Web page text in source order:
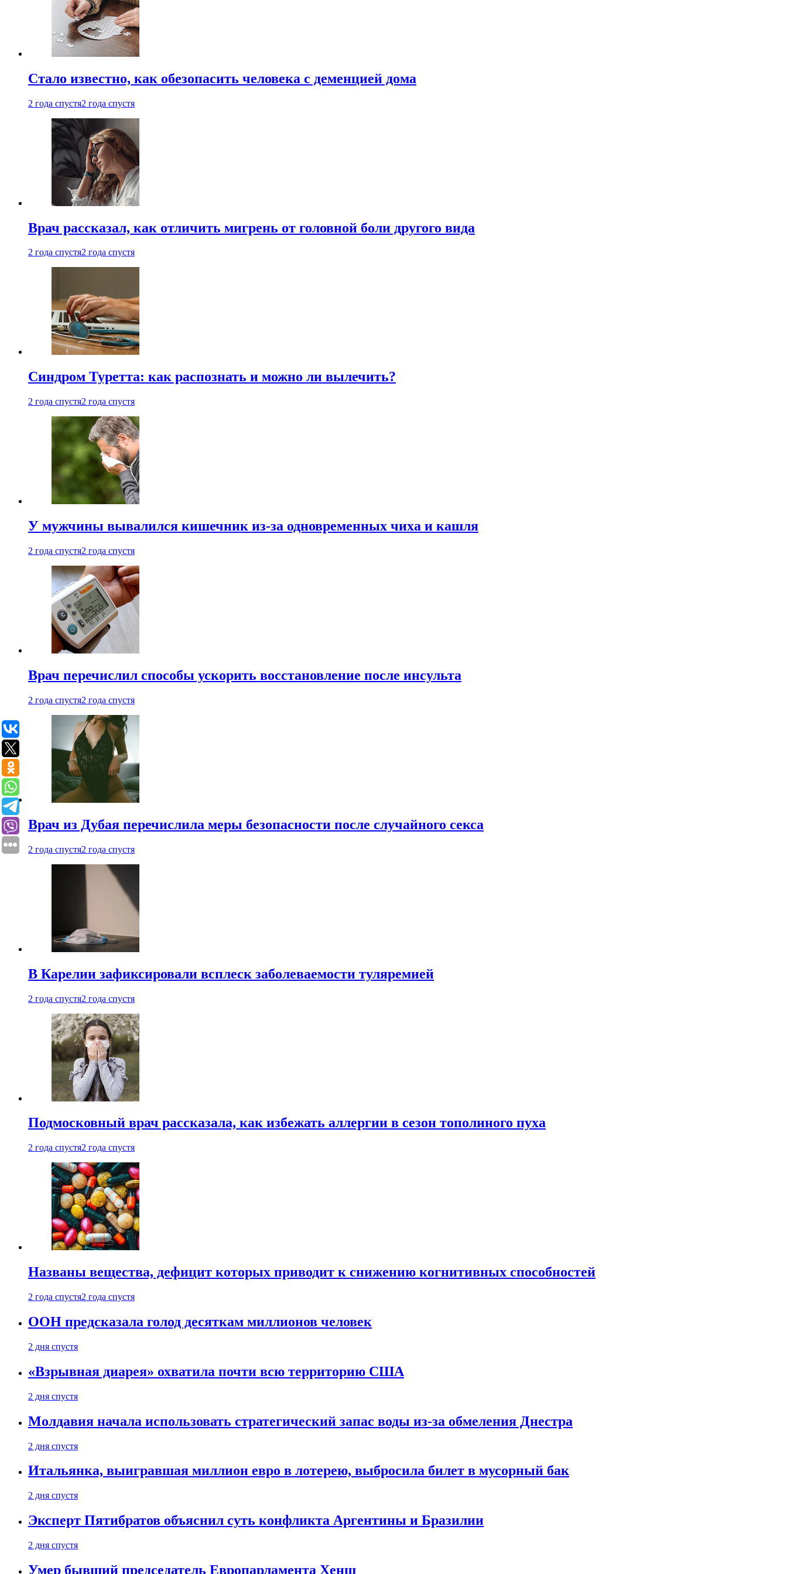
Стало известно, как обезопасить человека с деменцией дома
2 года спустя2 года спустя
Врач рассказал, как отличить мигрень от головной боли другого вида
2 года спустя2 года спустя
Синдром Туретта: как распознать и можно ли вылечить?
2 года спустя2 года спустя
У мужчины вывалился кишечник из-за одновременных чиха и кашля
2 года спустя2 года спустя
Врач перечислил способы ускорить восстановление после инсульта
2 года спустя2 года спустя
Врач из Дубая перечислила меры безопасности после случайного секса
2 года спустя2 года спустя
В Карелии зафиксировали всплеск заболеваемости туляремией
2 года спустя2 года спустя
Подмосковный врач рассказала, как избежать аллергии в сезон тополиного пуха
2 года спустя2 года спустя
Названы вещества, дефицит которых приводит к снижению когнитивных способностей
2 года спустя2 года спустя
ООН предсказала голод десяткам миллионов человек
2 дня спустя
«Взрывная диарея» охватила почти всю территорию США
2 дня спустя
Молдавия начала использовать стратегический запас воды из-за обмеления Днестра
2 дня спустя
Итальянка, выигравшая миллион евро в лотерею, выбросила билет в мусорный бак
2 дня спустя
Эксперт Пятибратов объяснил суть конфликта Аргентины и Бразилии
2 дня спустя
Умер бывший председатель Европарламента Хенш